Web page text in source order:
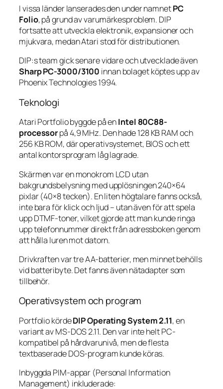
I vissa länder lanserades den under namnetPC
Folio, på grund av varumärkesproblem. DIP
fortsatte att utveckla elektronik, expansioner och
mjukvara, medan Atari stod för distributionen.
DIP:s team gick senare vidare och utvecklade även
Sharp PC-3000/3100 innan bolaget köptes upp av
Phoenix Technologies 1994.
Teknologi
Atari Portfolio byggde på enIntel 80C88-
processorpå 4,9 MHz. Den hade 128 KB RAM och
256 KB ROM, där operativsystemet, BIOS och ett
antal kontorsprogram låg lagrade.
Skärmen var en monokrom LCD utan
bakgrundsbelysning med upplösningen 240×64
pixlar (40×8 tecken). En liten högtalare fanns också,
inte bara för klick och ljud – utan även för att spela
upp DTMF-toner, vilket gjorde att man kunde ringa
upp telefonnummer direkt från adressboken genom
att hålla luren mot datorn.
Drivkraften var tre AA-batterier, men minnet behölls
vid batteribyte. Det fanns även nätadapter som
tillbehör.
Operativsystem och program
Portfolio kördeDIP Operating System 2.11, en
variant av MS-DOS 2.11. Den var inte helt PC-
kompatibel på hårdvarunivå, men de flesta
textbaserade DOS-program kunde köras.
Inbyggda PIM-appar (Personal Information
Management) inkluderade: